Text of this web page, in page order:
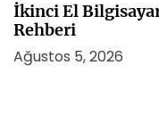
İkinci El
Rehberi
Ağustos 5, 2026